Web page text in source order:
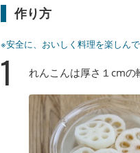
作り方
※安全に、おいしく料理を楽しん
1 れんこんは厚さ１cmの